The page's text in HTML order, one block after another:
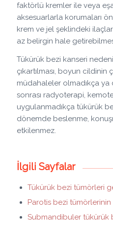
faktörlü kremler ile veya
aksesuarlarla korumaları
krem ve jel şeklindeki
az belirgin hale
Tükürük bezi kanseri
çıkartılması, boyun cildinin
müdahaleler olmadıkça ya
sonrası radyoterapi,
uygulanmadıkça tükürük
dönemde beslenme,
etkilenmez.
İlgili Sayfalar
Tükürük bezi tümörleri
Parotis bezi tümörlerinin
Submandibuler tükürük